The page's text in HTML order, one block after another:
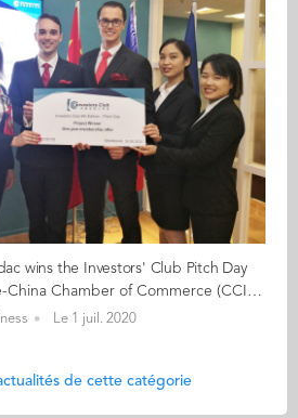
wins the Investors' Club Pitch Day
On 30 June the France-China Chamber of Commerce (CCI-FC) held its 8th annual Investors' Club Pitch Day. Three innovative start-ups had the opportunity to present their project to an audience of potential investors: - Académie de Bernadac - 法国卓尔礼仪 : providing training and education in luxury lifestyles, founded by Guillaume Rué de Bernadac (GE 2012) - HappyNest : a pet lovers community providing pet sitting services for pet owners in Shanghai - Wolkov : designing innovative analogue products for men Congratulations to Académie de Bernadac who won a one year membership at CCI FRANCE CHINE after the audience vote. The Investors' Club was created 4 years ago in response to the lack of financing solutions for small businesses and start-ups in China. It aims at introducing project holders to potential investors. More information here
Le 1 juil. 2020
de cette catégorie